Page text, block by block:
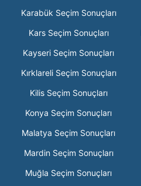
Karabük Seçim Sonuçları
Kars Seçim Sonuçları
Kayseri Seçim Sonuçları
Kırklareli Seçim Sonuçları
Kilis Seçim Sonuçları
Konya Seçim Sonuçları
Malatya Seçim Sonuçları
Mardin Seçim Sonuçları
Muğla Seçim Sonuçları